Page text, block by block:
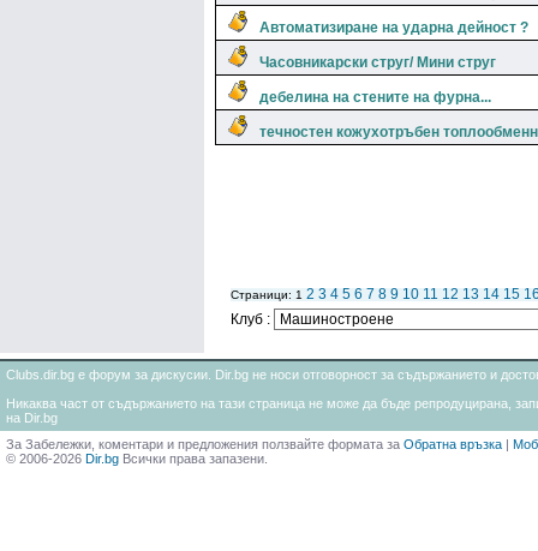
Автоматизиране на ударна дейност ?
Часовникарски струг/ Мини струг
дебелина на стените на фурна...
течностен кожухотръбен
Страници: 1 2 3 4 5 6 7 8 9 10 11 12 13 14 15
Клуб :
Clubs.dir.bg е форум за дискусии. Dir.bg не носи отговорност за съдържанието и
Никаква част от съдържанието на тази страница не може да бъде репродуцирана,
на Dir.bg
За Забележки, коментари и предложения ползвайте формата за Обратна връзка |
© 2006-2026 Dir.bg Всички права запазени.